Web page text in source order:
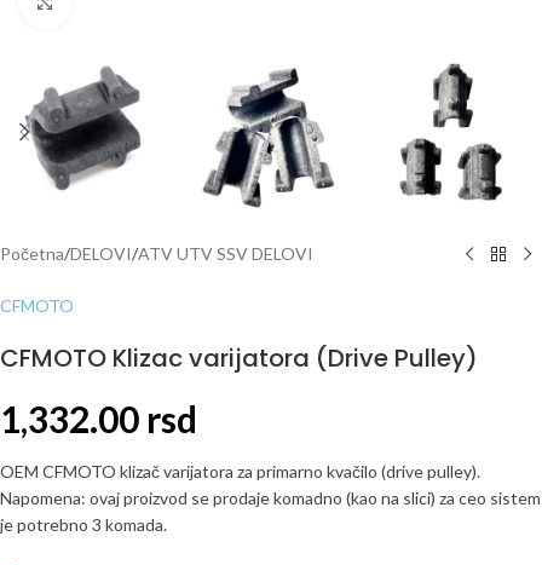
Početna/DELOVI/ATV UTV SSV DELOVI
CFMOTO
CFMOTO Klizac varijatora (Drive Pulley)
1,332.00 rsd
OEM CFMOTO klizač varijatora za primarno kvačilo (drive pulley).
Napomena: ovaj proizvod se prodaje komadno (kao na slici) za ceo sistem
je potrebno 3 komada.